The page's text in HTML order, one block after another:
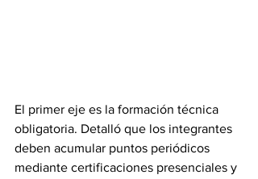
El primer eje es la formación técnica
obligatoria. Detalló que los integrantes
deben acumular puntos periódicos
mediante certificaciones presenciales y